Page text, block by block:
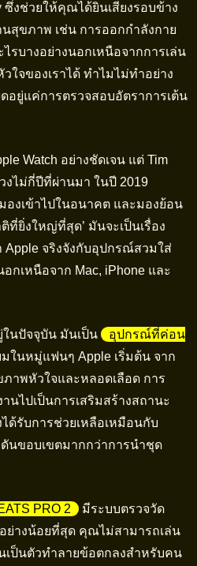
งช่วยให้คุณได้ยินเสียงรอบข้าง
สุขภาพ เช่น การออกกำลังกาย
รบางอย่างนอกเหนือจากการเล่น
จของเราได้ ทำไมไม่ทำอย่าง
ยู่แค่การตรวจสอบอัตราการเต้น
Watch อย่างชัดเจน แต่ Tim
ไม่กี่ปีที่ผ่านมา ในปี 2019
องเข้าไปในอนาคต และมองย้อน
ยิ่งใหญ่ที่สุด’ มันจะเป็นเรื่อง
Apple จริงจังกับอุปกรณ์สวมใส่
กเหนือจาก Mac, iPhone และ
นปัจจุบัน มันเป็น
อุปกรณ์ที่ค่อน
ในหมู่แฟนๆ Apple เริ่มต้น จาก
าพหัวใจและหลอดเลือด การ
นไปเป็นการเสริมสร้างสถานะ
ด้รับการช่วยเหลือเหมือนกับ
นขอบเขตมากกว่าการนำชุด
PRO 2
มีระบบตรวจวัด
ย่างน้อยที่สุด คุณไม่สามารถเล่น
เป็นตัวทำลายข้อตกลงสำหรับคน